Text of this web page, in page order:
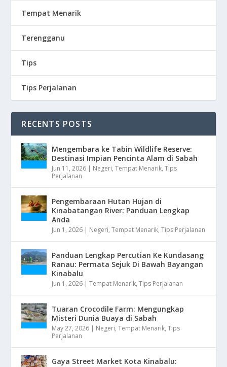
Tempat Menarik
Terengganu
Tips
Tips Perjalanan
RECENTS POSTS
Mengembara ke Tabin Wildlife Reserve:
Destinasi Impian Pencinta Alam di Sabah
Jun 11, 2026 | Negeri,Tempat Menarik,Tips
Perjalanan
Pengembaraan Hutan Hujan di
Kinabatangan River: Panduan Lengkap
Anda
Jun 1, 2026 | Negeri,Tempat Menarik,Tips Perjalanan
Panduan Lengkap Percutian Ke Kundasang
Ranau: Permata Sejuk Di Bawah Bayangan
Kinabalu
Jun 1, 2026 |Tempat Menarik,Tips Perjalanan
Tuaran Crocodile Farm: Mengungkap
Misteri Dunia Buaya di Sabah
May 27, 2026 | Negeri,Tempat Menarik,Tips
Perjalanan
Gaya Street Market Kota Kinabalu: